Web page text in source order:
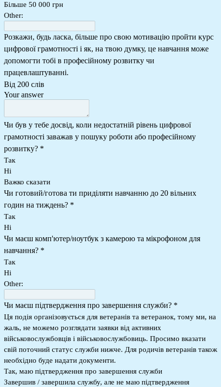
Більше 50 000 грн
Other:
Розкажи, будь ласка, більше про свою мотивацію пройти курс
цифрової грамотності і як, на твою думку, це навчання може
допомогти тобі в професійному розвитку чи
працевлаштуванні.
Від 200 слів
Your answer
Чи був у тебе досвід, коли недостатній рівень цифрової
грамотності заважав у пошуку роботи або професійному
розвитку? *
Так
Ні
Важко сказати
Чи готовий/готова ти приділяти навчанню до 20 вільних
годин на тиждень? *
Так
Ні
Чи маєш комп'ютер/ноутбук з камерою та мікрофоном для
навчання? *
Так
Ні
Other:
Чи маєш підтвердження про завершення служби? *
Ця подія організовується для ветеранів та ветеранок, тому ми, на
жаль, не можемо розглядати заявки від активних
військовослужбовців і військовослужбовиць. Просимо вказати
свій поточний статус служби нижче. Для родичів ветеранів також
необхідно буде надати документи.
Так, маю підтвердження про завершення служби
Завершив / завершила службу, але не маю підтвердження